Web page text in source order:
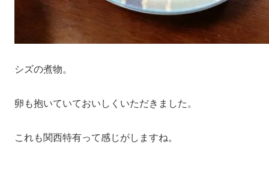
シズの煮物。
卵も抱いていておいしくいただきました。
これも関西特有って感じがしますね。